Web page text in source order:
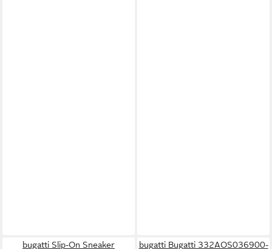
bugatti Slip-On Sneaker bugatti Bugatti 332AOS036900-